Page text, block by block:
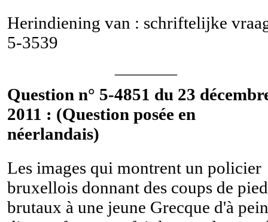
Herindiening van : schriftelijke
5-3539
Question n° 5-4851 du 23
2011 : (Question posée en
néerlandais)
Les images qui montrent un policier
bruxellois donnant des coups de pied
brutaux à une jeune Grecque d'à